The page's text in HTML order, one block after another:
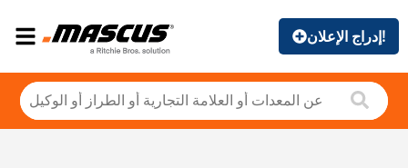
إدراج الإعلان!